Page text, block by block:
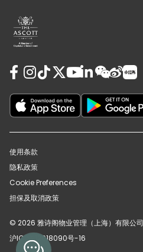
使用条款
隐私政策
Cookie Preferences
担保及取消政策
© 2026 雅诗阁物业管理（上海）有限公司
沪ICP备12018090号-16